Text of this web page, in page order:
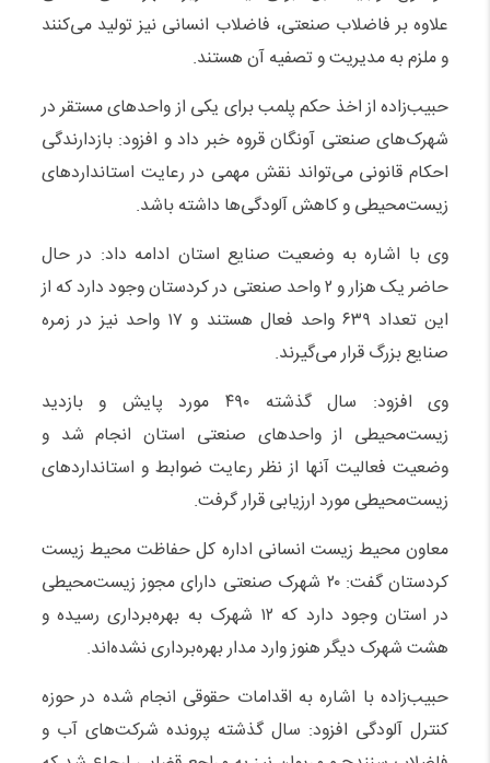
علاوه بر فاضلاب صنعتی، فاضلاب انسانی نیز تولید می‌کنند
و ملزم به مدیریت و تصفیه آن هستند.
حبیب‌زاده از اخذ حکم پلمب برای یکی از واحدهای مستقر در
شهرک‌های صنعتی آونگان قروه خبر داد و افزود: بازدارندگی
احکام قانونی می‌تواند نقش مهمی در رعایت استانداردهای
زیست‌محیطی و کاهش آلودگی‌ها داشته باشد.
وی با اشاره به وضعیت صنایع استان ادامه داد: در حال
حاضر یک هزار و ۲ واحد صنعتی در کردستان وجود دارد که از
این تعداد ۶۳۹ واحد فعال هستند و ۱۷ واحد نیز در زمره
صنایع بزرگ قرار می‌گیرند.
وی افزود: سال گذشته ۴۹۰ مورد پایش و بازدید
زیست‌محیطی از واحدهای صنعتی استان انجام شد و
وضعیت فعالیت آنها از نظر رعایت ضوابط و استانداردهای
زیست‌محیطی مورد ارزیابی قرار گرفت.
معاون محیط زیست انسانی اداره کل حفاظت محیط زیست
کردستان گفت: ۲۰ شهرک صنعتی دارای مجوز زیست‌محیطی
در استان وجود دارد که ۱۲ شهرک به بهره‌برداری رسیده و
هشت شهرک دیگر هنوز وارد مدار بهره‌برداری نشده‌اند.
حبیب‌زاده با اشاره به اقدامات حقوقی انجام شده در حوزه
کنترل آلودگی افزود: سال گذشته پرونده شرکت‌های آب و